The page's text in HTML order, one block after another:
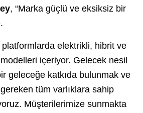
, “Marka güçlü ve eksiksiz bir
platformlarda elektrikli, hibrit ve
içeriyor. Gelecek nesil
geleceğe katkıda bulunmak ve
tüm varlıklara sahip
Müşterilerimize sunmakta